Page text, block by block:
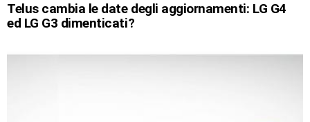
Telus cambia le date degli aggiornamenti: LG G4
ed LG G3 dimenticati?